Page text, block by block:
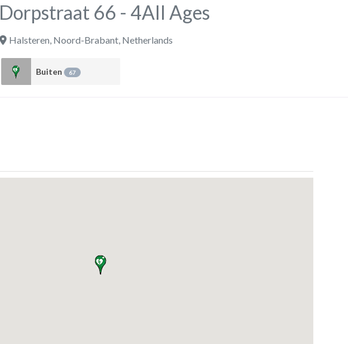
Dorpstraat 66 - 4All Ages
Halsteren, Noord-Brabant, Netherlands
Buiten 67